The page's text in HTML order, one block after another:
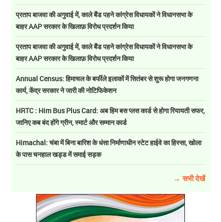
प्रताप बाजवा की अगुवाई में, काले बैंड पहने कांग्रेस विधायकों ने विधानसभा के
बाहर AAP सरकार के खिलाफ़ विरोध प्रदर्शन किया
प्रताप बाजवा की अगुवाई में, काले बैंड पहने कांग्रेस विधायकों ने विधानसभा के
बाहर AAP सरकार के खिलाफ़ विरोध प्रदर्शन किया
Annual Census: हिमाचल के बर्फीले इलाकों में सितंबर से शुरू होगा जनगणना
कार्य, केंद्र सरकार ने जारी की नोटिफिकेशन
HRTC : Him Bus Plus Card: अब हिम बस प्लस कार्ड से होगा रियायती सफर,
जानिए कब बंद होंगे ग्रीन, स्मार्ट और सम्मान कार्ड
Himachal: चंबा में बिना बारिश के धंसा निर्माणाधीन स्टेट हाईवे का हिस्सा, खोला
के पास चनहाल खड्ड में समाई सड़क
→ सभी देखें